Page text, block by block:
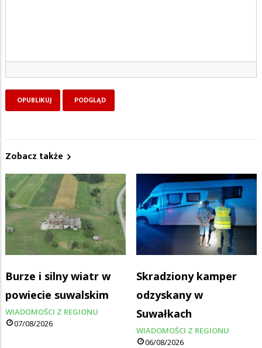
Zobacz także
Burze i silny wiatr w
powiecie suwalskim
WIADOMOŚCI Z REGIONU
07/08/2026
Skradziony kamper
odzyskany w
Suwałkach
WIADOMOŚCI Z REGIONU
06/08/2026